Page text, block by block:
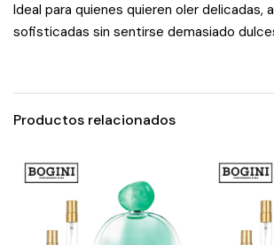
Ideal para quienes quieren oler delicadas,
sofisticadas sin sentirse demasiado
Productos relacionados